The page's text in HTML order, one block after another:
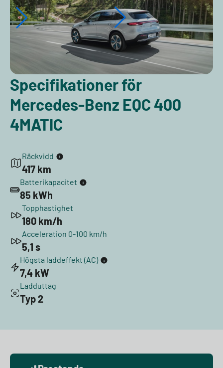
Specifikationer för
Mercedes-Benz EQC 400
4MATIC
Räckvidd
417 km
Batterikapacitet
85 kWh
Topphastighet
180 km/h
Acceleration 0-100 km/h
5,1 s
Högsta laddeffekt (AC)
7,4 kW
Ladduttag
Typ 2